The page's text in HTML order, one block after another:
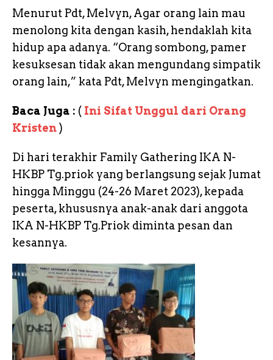
Menurut Pdt, Melvyn, Agar orang lain mau
menolong kita dengan kasih, hendaklah kita
hidup apa adanya. “Orang sombong, pamer
kesuksesan tidak akan mengundang simpatik
orang lain,” kata Pdt, Melvyn mengingatkan.
Baca Juga : ( Ini Sifat Unggul dari Orang
Kristen)
Di hari terakhir Family Gathering IKA N-
HKBP Tg.priok yang berlangsung sejak Jumat
hingga Minggu (24-26 Maret 2023), kepada
peserta, khususnya anak-anak dari anggota
IKA N-HKBP Tg.Priok diminta pesan dan
kesannya.